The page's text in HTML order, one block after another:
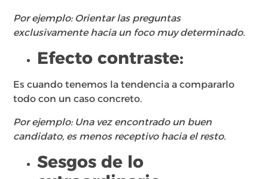
Por ejemplo: Orientar las preguntas
exclusivamente hacia un foco muy determinado.
Efecto contraste:
Es cuando tenemos la tendencia a compararlo
todo con un caso concreto.​
Por ejemplo: Una vez encontrado un buen
candidato, es menos receptivo hacia el resto.
Sesgos de lo